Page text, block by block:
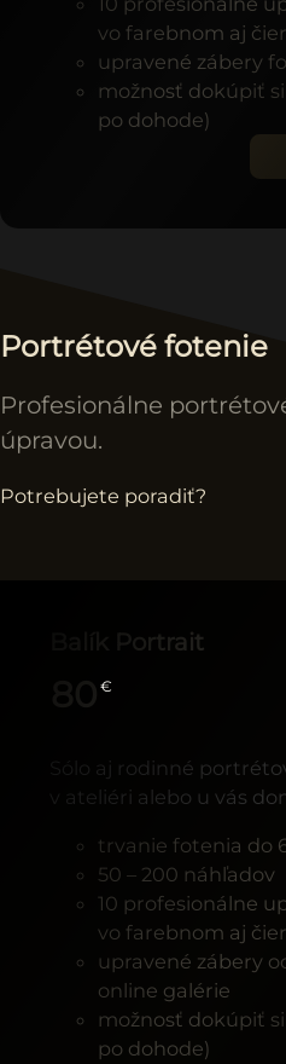
vo farebnom aj
upravené zábery
možnosť dokúpiť
po dohode)
Portrétové fotenie
Profesionálne
úpravou.
Potrebujete poradiť?
Balík Portrait
€
Sólo aj rodinné
v ateliéri alebo u vás
trvanie fotenia do
50 – 200 náhľadov
10 profesionálne
vo farebnom aj
upravené zábery
online galérie
možnosť dokúpiť
po dohode)